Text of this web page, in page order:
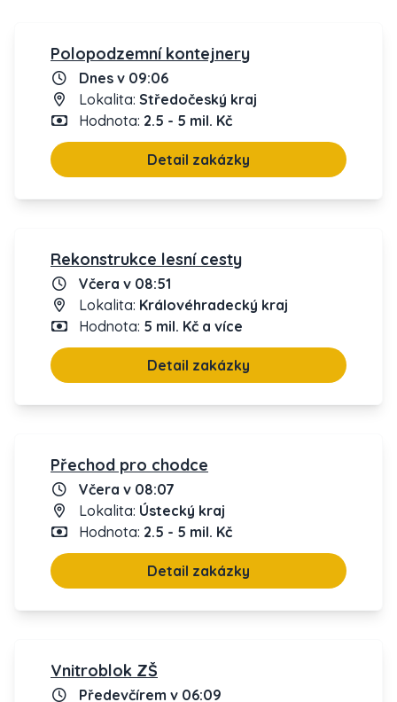
Polopodzemní kontejnery
Dnes v 09:06
Lokalita: Středočeský kraj
Hodnota: 2.5 - 5 mil. Kč
Detail zakázky
Rekonstrukce lesní cesty
Včera v 08:51
Lokalita: Královéhradecký kraj
Hodnota: 5 mil. Kč a více
Detail zakázky
Přechod pro chodce
Včera v 08:07
Lokalita: Ústecký kraj
Hodnota: 2.5 - 5 mil. Kč
Detail zakázky
Vnitroblok ZŠ
Předevčírem v 06:09